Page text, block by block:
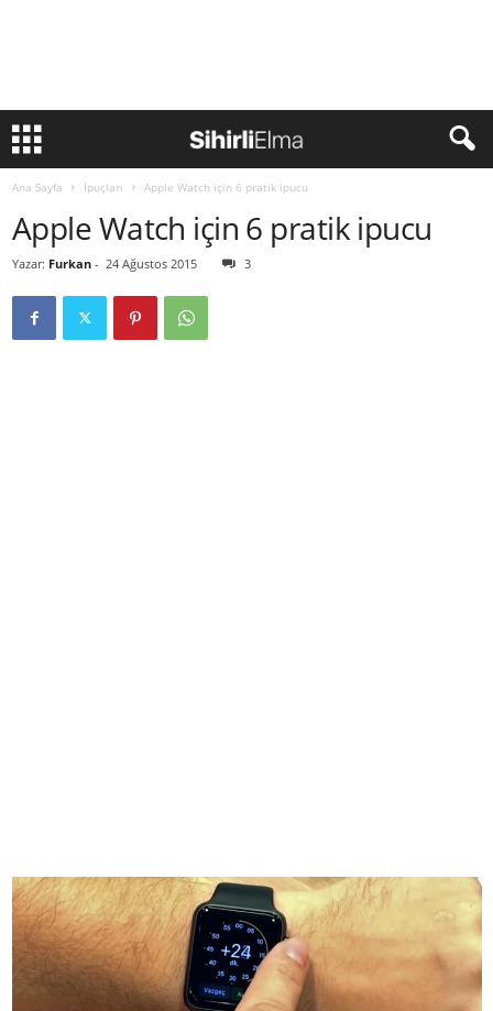
Ana Sayfa İpuçları Apple Watch için 6 pratik ipucu
Apple Watch için 6 pratik ipucu
Yazar: Furkan - 24 Ağustos 2015 3